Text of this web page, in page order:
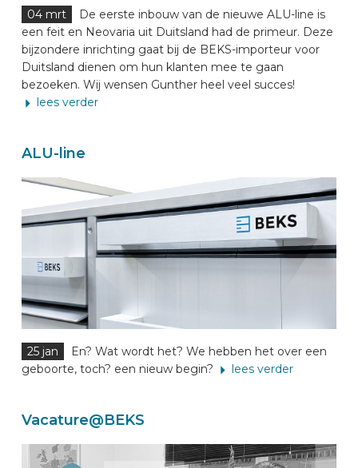
04 mrt
De eerste inbouw van de nieuwe ALU-line is
een feit en Neovaria uit Duitsland had de primeur. Deze
bijzondere inrichting gaat bij de BEKS-importeur voor
Duitsland dienen om hun klanten mee te gaan
bezoeken. Wij wensen Gunther heel veel succes!
lees verder
ALU-line
25 jan
En? Wat wordt het? We hebben het over een
geboorte, toch? een nieuw begin?
lees verder
Vacature@BEKS